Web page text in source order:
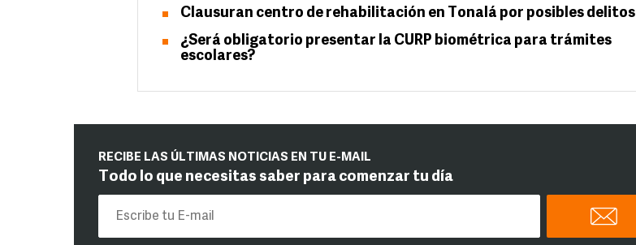
Clausuran centro de rehabilitación en Tonalá por posibles delitos
¿Será obligatorio presentar la CURP biométrica para trámites
escolares?
RECIBE LAS ÚLTIMAS NOTICIAS EN TU E-MAIL
Todo lo que necesitas saber para comenzar tu día